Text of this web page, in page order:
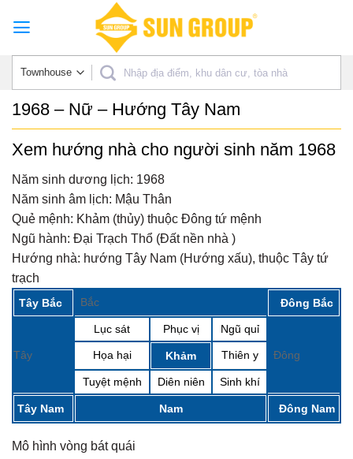
1968 – Nữ – Hướng Tây Nam
Xem hướng nhà cho người sinh năm 1968
Năm sinh dương lịch: 1968
Năm sinh âm lịch: Mậu Thân
Quẻ mệnh: Khảm (thủy) thuộc Đông tứ mệnh
Ngũ hành: Đại Trạch Thổ (Đất nền nhà )
Hướng nhà: hướng Tây Nam (Hướng xấu), thuộc Tây tứ
trạch
Tây Bắc Bắc Đông Bắc
Tây
Lục sát Phục vị Ngũ quỉ
Đông
Họa hại Khảm Thiên y
Tuyệt mệnh Diên niên Sinh khí
Tây Nam Nam Đông Nam
Mô hình vòng bát quái